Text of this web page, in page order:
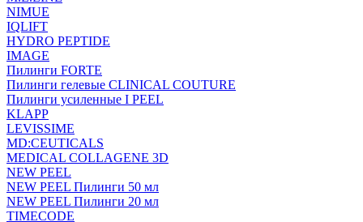
NIMUE
IQLIFT
HYDRO PEPTIDE
IMAGE
Пилинги FORTE
Пилинги гелевые CLINICAL COUTURE
Пилинги усиленные I PEEL
KLAPP
LEVISSIME
MD:CEUTICALS
MEDICAL COLLAGENE 3D
NEW PEEL
NEW PEEL Пилинги 50 мл
NEW PEEL Пилинги 20 мл
TIMECODE